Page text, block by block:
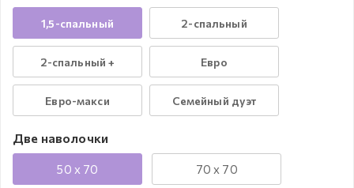
1,5-спальный 2-спальный
2-спальный + Евро
Евро-макси Семейный дуэт
Две наволочки
50 x 70 70 x 70